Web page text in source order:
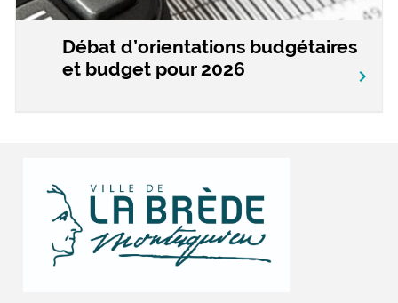
Débat d’orientations budgétaires
et budget pour 2026
chevron_right